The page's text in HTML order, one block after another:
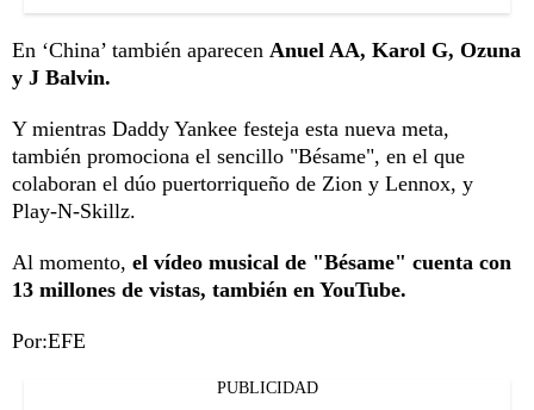
En ‘China’ también aparecen Anuel AA, Karol G, Ozuna
y J Balvin.
Y mientras Daddy Yankee festeja esta nueva meta,
también promociona el sencillo "Bésame", en el que
colaboran el dúo puertorriqueño de Zion y Lennox, y
Play-N-Skillz.
Al momento, el vídeo musical de "Bésame" cuenta con
13 millones de vistas, también en YouTube.
Por:EFE
PUBLICIDAD